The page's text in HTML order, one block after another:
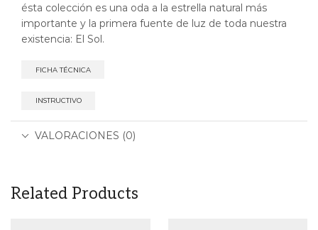
ésta colección es una oda a la estrella natural más
importante y la primera fuente de luz de toda nuestra
existencia: El Sol.
FICHA TÉCNICA
INSTRUCTIVO
VALORACIONES (0)
Related Products